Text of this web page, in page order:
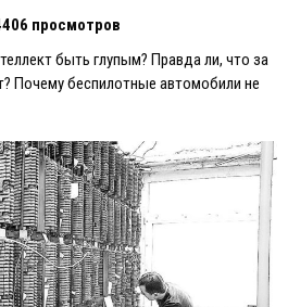
просмотров
быть глупым? Правда ли, что за
Почему беспилотные автомобили не